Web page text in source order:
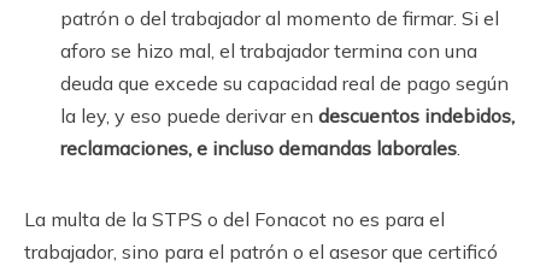
patrón o del trabajador al momento de firmar. Si el
aforo se hizo mal, el trabajador termina con una
deuda que excede su capacidad real de pago según
la ley, y eso puede derivar en descuentos indebidos,
reclamaciones, e incluso demandas laborales.
La multa de la STPS o del Fonacot no es para el
trabajador, sino para el patrón o el asesor que certificó